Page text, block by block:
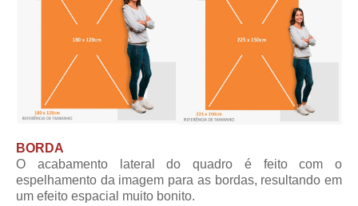
BORDA
O acabamento lateral do quadro é feito com o
espelhamento da imagem para as bordas, resultando em
um efeito espacial muito bonito.